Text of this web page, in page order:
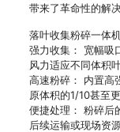
带来了革命性的解决
落叶收集粉碎一体
强力收集： 宽幅吸
风力适应不同体积叶
高速粉碎： 内置高
原体积的1/10甚至更
便捷处理： 粉碎后
后续运输或现场资